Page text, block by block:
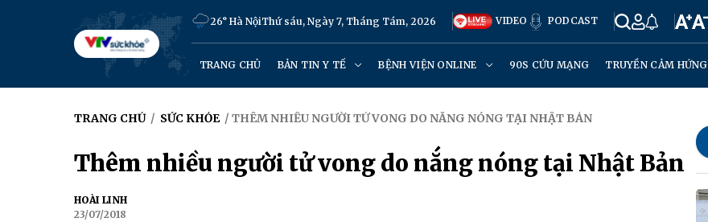
26° Hà NộiThứ sáu, Ngày 7, Tháng Tám, 2026 VIDEO PODCAST
TRANG CHỦ BẢN TIN Y TẾ BỆNH VIỆN ONLINE 90S CỨU MẠNG TRUYỀN CẢM HỨNG
TRANG CHỦ / SỨC KHỎE / THÊM NHIỀU NGƯỜI TỬ VONG DO NẮNG NÓNG TẠI NHẬT BẢN
Thêm nhiều người tử vong do nắng nóng tại Nhật Bản
HOÀI LINH
23/07/2018